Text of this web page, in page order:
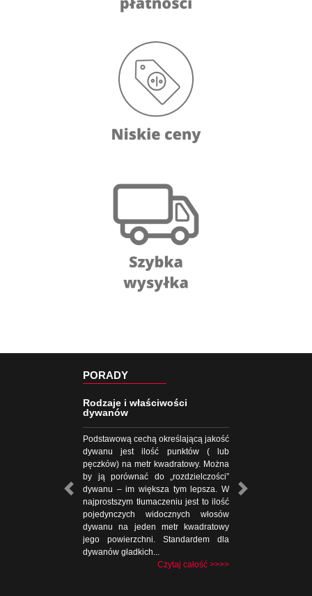
PORADY
Rodzaje i właściwości
dywanów
Podstawową cechą określającą jakość
dywanu jest ilość punktów ( lub
pęczków) na metr kwadratowy. Można
by ją porównać do „rozdzielczości”
dywanu – im większa tym lepsza. W
najprostszym tłumaczeniu jest to ilość
pojedynczych widocznych włosów
dywanu na jeden metr kwadratowy
jego powierzchni. Standardem dla
dywanów gładkich...
Czytaj całość >>>>